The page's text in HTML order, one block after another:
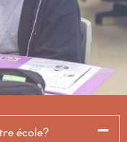
école?